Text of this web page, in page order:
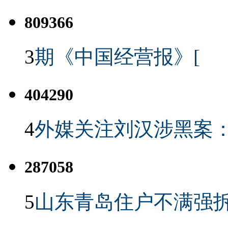
809366
3期《中国经营报》[
404290
4外媒关注刘汉涉黑案
287058
5山东青岛住户不满强